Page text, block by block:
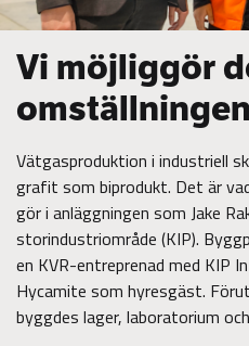
Vi möjliggör
Vätgasproduktion i industriell
grafit som biprodukt. Det är
gör i anläggningen som Jake
storindustriområde (KIP).
en KVR-entreprenad med KIP
Hycamite som hyresgäst.
byggdes lager, laboratorium